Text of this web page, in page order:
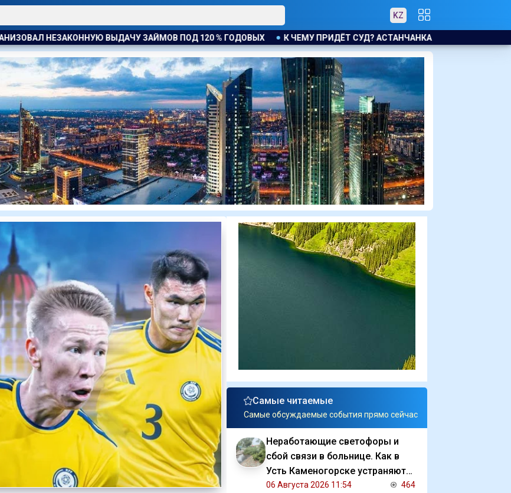
KZ
ПОД 120 % ГОДОВЫХ К ЧЕМУ ПРИДЁТ СУД? АСТАНЧАНКА ТРЕБУЕТ КОМПЕНСАЦИЮ ЗА УТОНУВШУЮ ВО ВРЕМЯ
Самые читаемые
Самые обсуждаемые события прямо сейчас
Неработающие светофоры и
сбой связи в больнице. Как в
Усть Каменогорске устраняют
последствия ливня
06 Августа 2026 11:54 464